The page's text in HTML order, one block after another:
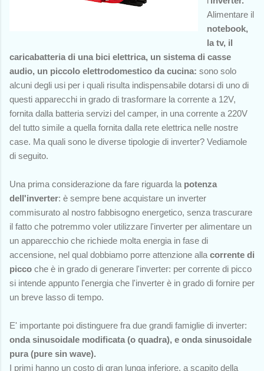
Alimentare il
notebook,
la tv, il
caricabatteria di una bici elettrica, un sistema di casse
audio, un piccolo elettrodomestico da cucina: sono solo
alcuni degli usi per i quali risulta indispensabile dotarsi di uno di
questi apparecchi in grado di trasformare la corrente a 12V,
fornita dalla batteria servizi del camper, in una corrente a 220V
del tutto simile a quella fornita dalla rete elettrica nelle nostre
case. Ma quali sono le diverse tipologie di inverter? Vediamole
di seguito.
Una prima considerazione da fare riguarda la potenza
dell'inverter: è sempre bene acquistare un inverter
commisurato al nostro fabbisogno energetico, senza trascurare
il fatto che potremmo voler utilizzare l'inverter per alimentare un
un apparecchio che richiede molta energia in fase di
accensione, nel qual dobbiamo porre attenzione alla corrente di
picco che è in grado di generare l'inverter: per corrente di picco
si intende appunto l'energia che l'inverter è in grado di fornire per
un breve lasso di tempo.
E' importante poi distinguere fra due grandi famiglie di inverter:
onda sinusoidale modificata (o quadra), e onda sinusoidale
pura (pure sin wave).
I primi hanno un costo di gran lunga inferiore, a scapito della